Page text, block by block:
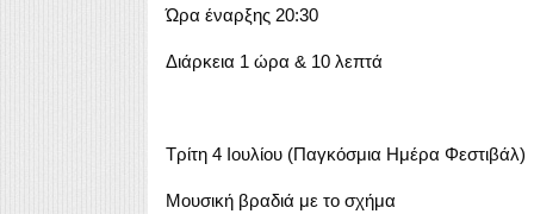
Ώρα έναρξης 20:30
Διάρκεια 1 ώρα & 10 λεπτά
Τρίτη 4 Ιουλίου (Παγκόσμια Ημέρα Φεστιβάλ)
Μουσική βραδιά με το σχήμα